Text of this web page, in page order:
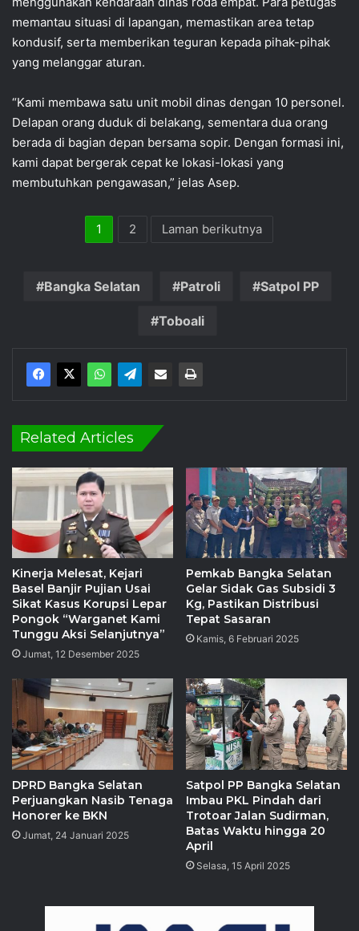
memantau situasi di lapangan, memastikan area tetap
kondusif, serta memberikan teguran kepada pihak-pihak
yang melanggar aturan.
“Kami membawa satu unit mobil dinas dengan 10 personel.
Delapan orang duduk di belakang, sementara dua orang
berada di bagian depan bersama sopir. Dengan formasi ini,
kami dapat bergerak cepat ke lokasi-lokasi yang
membutuhkan pengawasan,” jelas Asep.
1 2 Laman berikutnya
Bangka Selatan Patroli Satpol PP
Toboali
Related Articles
Kinerja Melesat, Kejari
Basel Banjir Pujian Usai
Sikat Kasus Korupsi Lepar
Pongok “Warganet Kami
Tunggu Aksi Selanjutnya”
Jumat, 12 Desember 2025
Pemkab Bangka Selatan
Gelar Sidak Gas Subsidi 3
Kg, Pastikan Distribusi
Tepat Sasaran
Kamis, 6 Februari 2025
DPRD Bangka Selatan
Perjuangkan Nasib Tenaga
Honorer ke BKN
Jumat, 24 Januari 2025
Satpol PP Bangka Selatan
Imbau PKL Pindah dari
Trotoar Jalan Sudirman,
Batas Waktu hingga 20
April
Selasa, 15 April 2025